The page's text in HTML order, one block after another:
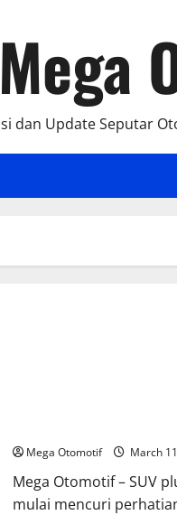
Mega
dan Update Seputar
Mega Otomotif March
Mega Otomotif – SUV
mulai mencuri